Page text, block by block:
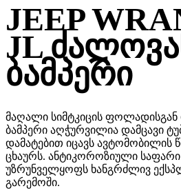
JEEP
JL
ბამპერი
მაღალი სიმტკიცის ფოლადისგან
ბამპერი აღჭურვილია დამცავი
დამატებით იცავს ავტომობილის
ცხაურს. ანტიკოროზიული
უზრუნველყოფს ხანგრძლივ
გარემოში.